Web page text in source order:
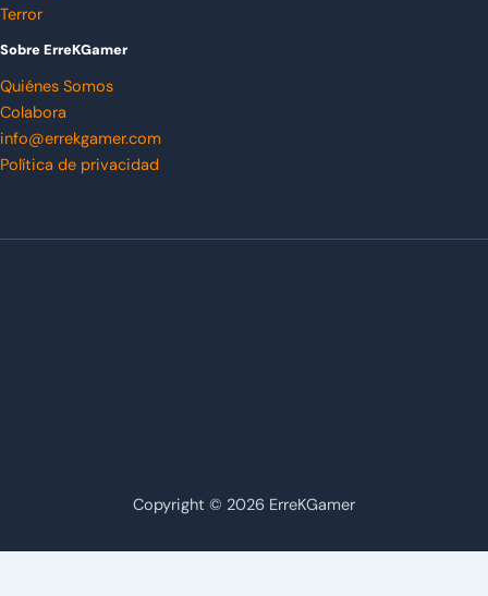
Terror
Sobre ErreKGamer
Quiénes Somos
Colabora
info@errekgamer.com
Política de privacidad
Copyright © 2026 ErreKGamer